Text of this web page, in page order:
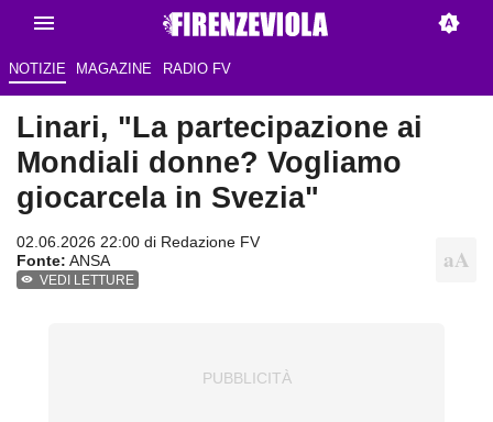
NOTIZIE MAGAZINE RADIO FV
Linari, "La partecipazione ai
Mondiali donne? Vogliamo
giocarcela in Svezia"
02.06.2026 22:00 di Redazione FV
Fonte: ANSA
VEDI LETTURE